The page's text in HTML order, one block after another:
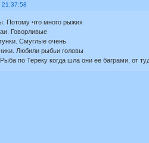
21:37:58
Потому что много рыжих
Говорливые
Смуглые очень
Любили рыбьи головы
по Тереку когда шла они ее баграми, от